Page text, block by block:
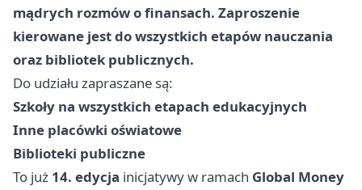
mądrych rozmów o finansach. Zaproszenie
kierowane jest do wszystkich etapów nauczania
oraz bibliotek publicznych.
Do udziału zapraszane są:
Szkoły na wszystkich etapach edukacyjnych
Inne placówki oświatowe
Biblioteki publiczne
To już 14. edycja inicjatywy w ramach Global Money